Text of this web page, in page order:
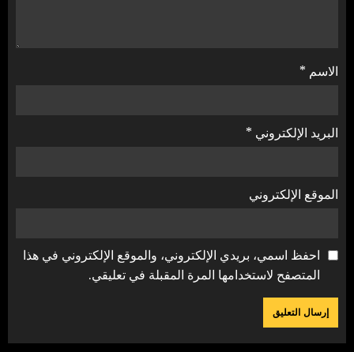
الاسم *
البريد الإلكتروني *
الموقع الإلكتروني
احفظ اسمي، بريدي الإلكتروني، والموقع الإلكتروني في هذا
المتصفح لاستخدامها المرة المقبلة في تعليقي.